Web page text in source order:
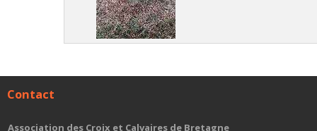
Contact
Association des Croix et Calvaires de Bretagne